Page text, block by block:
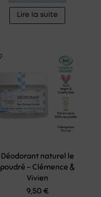
Lire la suite
Déodorant naturel le
poudré – Clémence &
Vivien
9,50 €